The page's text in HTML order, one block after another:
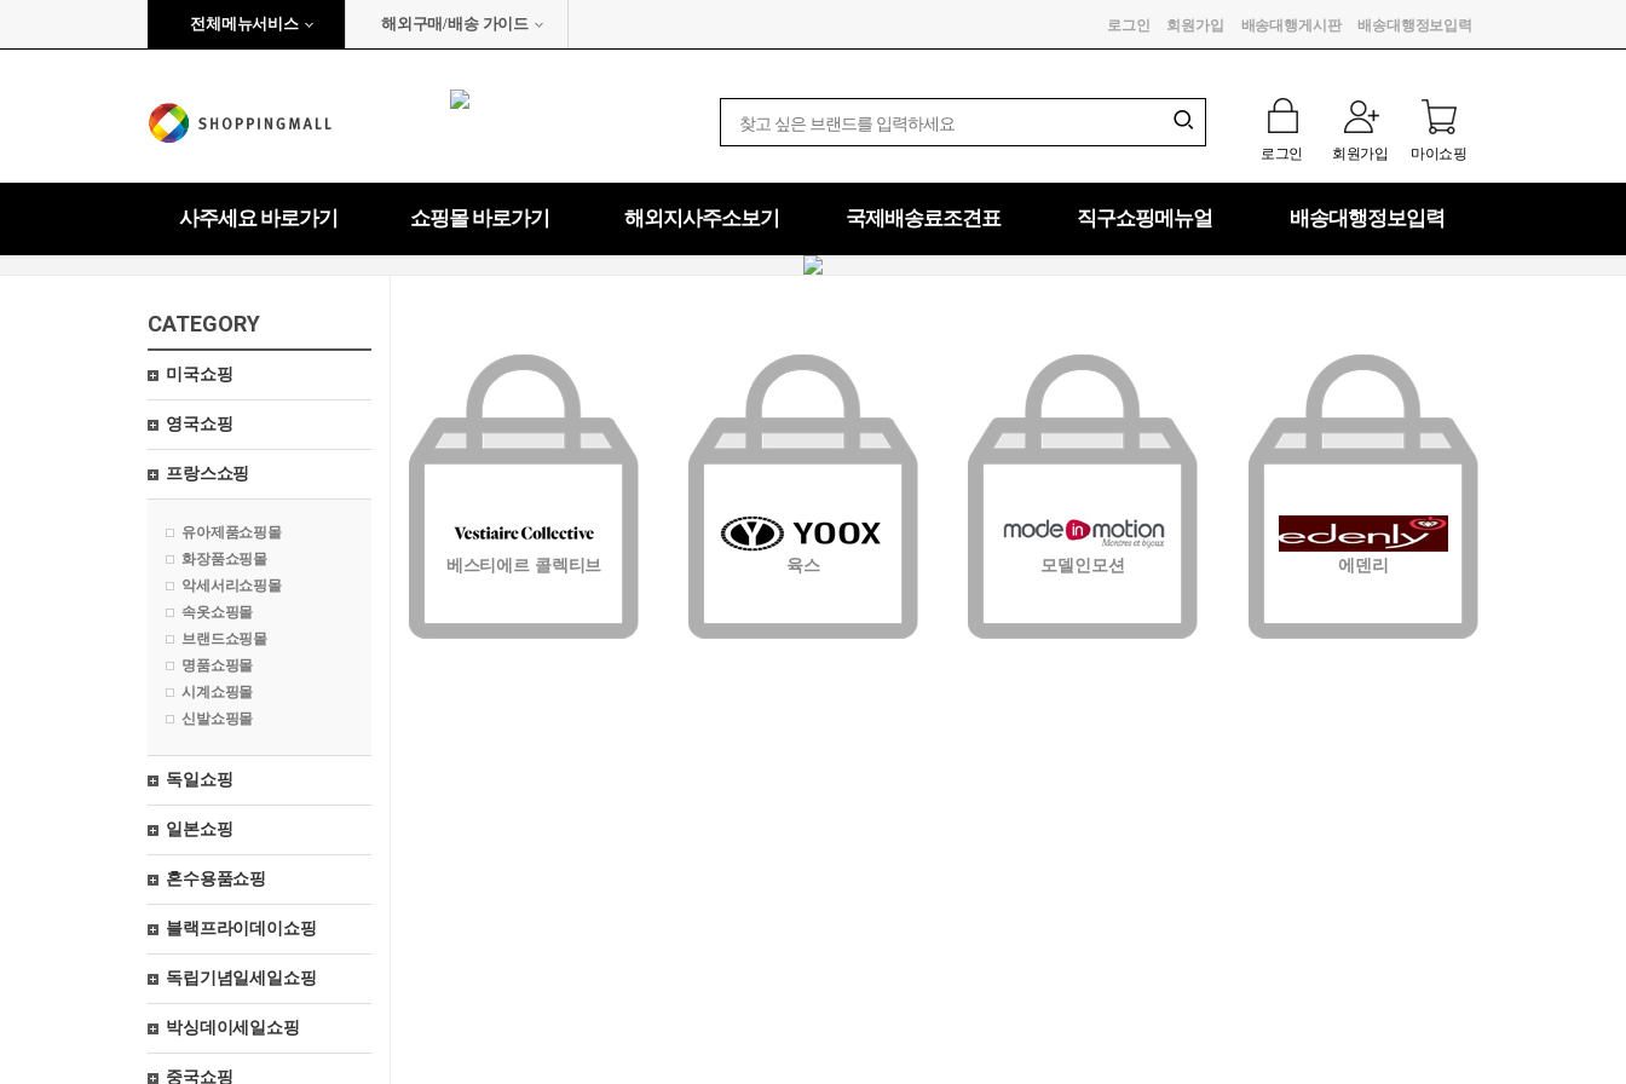
전체메뉴서비스 해외구매/배송 가이드 로그인 회원가입 배송대행게시판 배송대행정보입력
로그인 회원가입 마이쇼핑
사주세요 바로가기 쇼핑몰 바로가기 해외지사주소보기 국제배송료조견표 직구쇼핑메뉴얼 배송대행정보입력
CATEGORY
미국쇼핑
영국쇼핑
프랑스쇼핑
유아제품쇼핑몰
화장품쇼핑몰
악세서리쇼핑몰
속옷쇼핑몰
브랜드쇼핑몰
명품쇼핑몰
시계쇼핑몰
신발쇼핑몰
독일쇼핑
일본쇼핑
혼수용품쇼핑
블랙프라이데이쇼핑
독립기념일세일쇼핑
박싱데이세일쇼핑
중국쇼핑
베스티에르 콜렉티브 육스 모델인모션 에덴리